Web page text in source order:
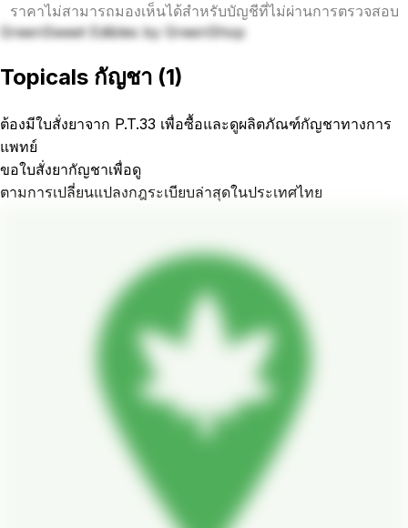
ราคาไม่สามารถมองเห็นได้สำหรับบัญชีที่ไม่ผ่านการตรวจสอบ
GreenSweet Edibles by GreenShop
Topicals กัญชา (1)
ต้องมีใบสั่งยาจาก P.T.33 เพื่อซื้อและดูผลิตภัณฑ์กัญชาทางการ
แพทย์
ขอใบสั่งยากัญชาเพื่อดู
ตามการเปลี่ยนแปลงกฎระเบียบล่าสุดในประเทศไทย